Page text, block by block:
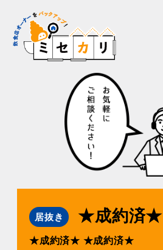
居抜き ★成約済★
★成約済★ ★成約済★